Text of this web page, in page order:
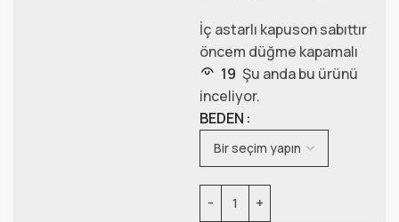
İç astarlı kapuson sabıttır
öncem düğme kapamalı
19 Şu anda bu ürünü
inceliyor.
BEDEN